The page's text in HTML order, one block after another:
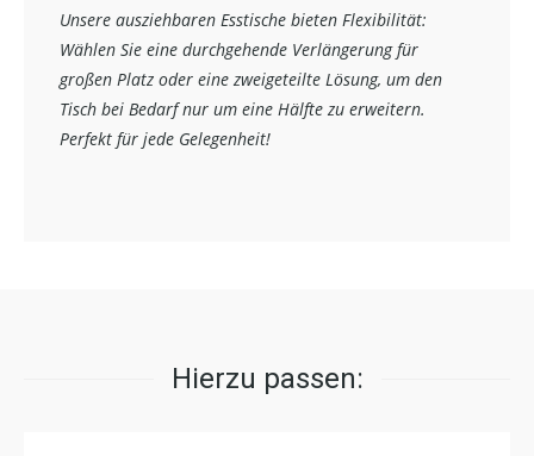
Unsere ausziehbaren Esstische bieten Flexibilität:
Wählen Sie eine durchgehende Verlängerung für
großen Platz oder eine zweigeteilte Lösung, um den
Tisch bei Bedarf nur um eine Hälfte zu erweitern.
Perfekt für jede Gelegenheit!
Hierzu passen: